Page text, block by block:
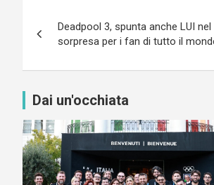
articoli
Deadpool 3, spunta anche LUI
sorpresa per i fan di tutto il
Dai un'occhiata